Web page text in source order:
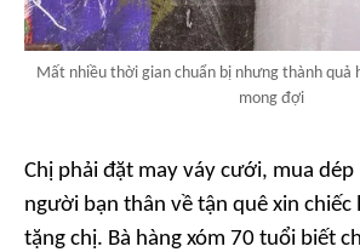
Mất nhiều thời gian chuẩn bị nhưng thành quả
mong đợi
Chị phải đặt may váy cưới, mua
người bạn thân về tận quê xin chiếc
tặng chị. Bà hàng xóm 70 tuổi biết